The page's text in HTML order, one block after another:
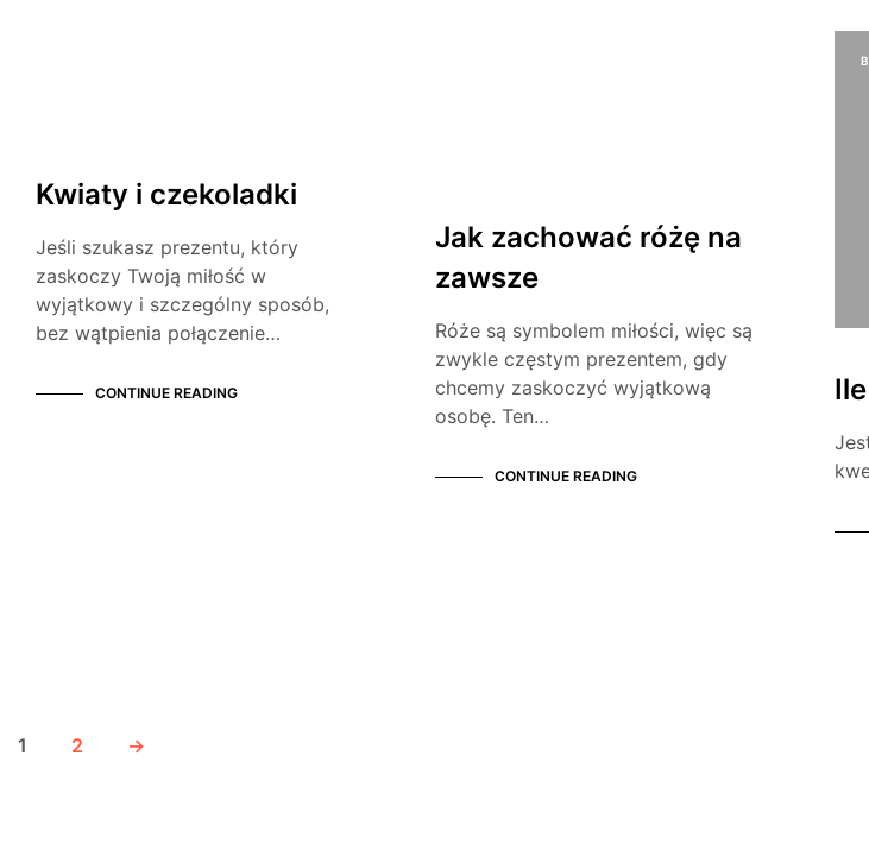
Kwiaty i czekoladki
Jeśli szukasz prezentu, który
zaskoczy Twoją miłość w
wyjątkowy i szczególny sposób,
bez wątpienia połączenie…
CONTINUE READING
Jak zachować różę na
zawsze
Róże są symbolem miłości, więc są
zwykle częstym prezentem, gdy
chcemy zaskoczyć wyjątkową
osobę. Ten…
CONTINUE READING
1 2 →